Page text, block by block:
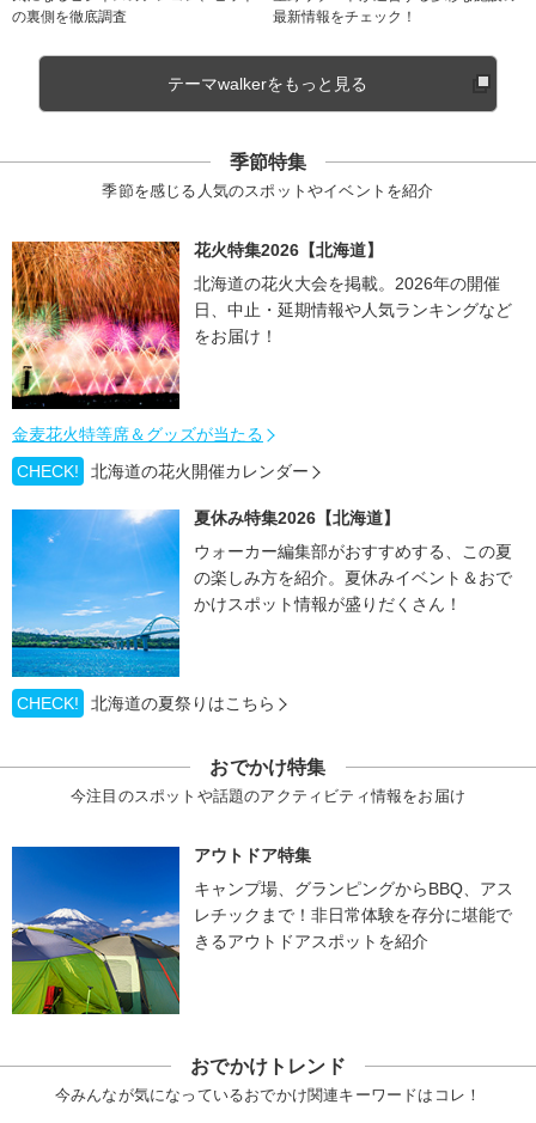
の裏側を徹底調査
最新情報をチェック！
テーマwalkerをもっと見る
季節特集
季節を感じる人気のスポットやイベントを紹介
花火特集2026【北海道】
北海道の花火大会を掲載。2026年の開催
日、中止・延期情報や人気ランキングなど
をお届け！
金麦花火特等席＆グッズが当たる
CHECK!
北海道の花火開催カレンダー
夏休み特集2026【北海道】
ウォーカー編集部がおすすめする、この夏
の楽しみ方を紹介。夏休みイベント＆おで
かけスポット情報が盛りだくさん！
CHECK! 北海道の夏祭りはこちら
おでかけ特集
今注目のスポットや話題のアクティビティ情報をお届け
アウトドア特集
キャンプ場、グランピングからBBQ、アス
レチックまで！非日常体験を存分に堪能で
きるアウトドアスポットを紹介
おでかけトレンド
今みんなが気になっているおでかけ関連キーワードはコレ！